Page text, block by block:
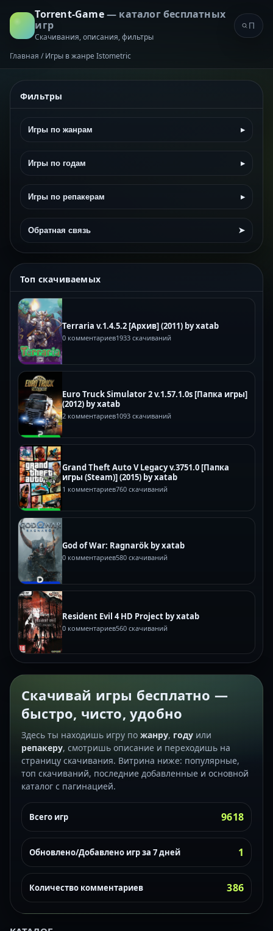
Torrent-Game— каталог бесплатных
игр
Скачивания, описания, фильтры
Главная / Игры в жанре Istometric
Фильтры
Игры по жанрам ▸
Игры по годам ▸
Игры по репакерам ▸
Обратная связь ➤
Топ скачиваемых
Terraria v.1.4.5.2 [Архив] (2011) by xatab
0 комментариев1933 скачиваний
Euro Truck Simulator 2 v.1.57.1.0s [Папка игры]
(2012) by xatab
2 комментариев1093 скачиваний
Grand Theft Auto V Legacy v.3751.0 [Папка
игры (Steam)] (2015) by xatab
1 комментариев760 скачиваний
God of War: Ragnarök by xatab
0 комментариев580 скачиваний
Resident Evil 4 HD Project by xatab
0 комментариев560 скачиваний
Скачивай игры бесплатно —
быстро, чисто, удобно
Здесь ты находишь игру по жанру, году или
репакеру, смотришь описание и переходишь на
страницу скачивания. Витрина ниже: популярные,
топ скачиваний, последние добавленные и основной
каталог с пагинацией.
Всего игр 9618
Обновлено/Добавлено игр за 7 дней 1
Количество комментариев 386